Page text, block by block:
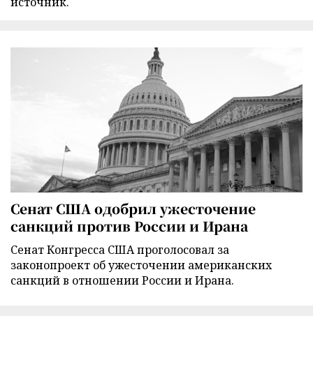
Сенат США одобрил ужесточение
санкций против России и Ирана
Сенат Конгресса США проголосовал за
законопроект об ужесточении американских
санкций в отношении России и Ирана.